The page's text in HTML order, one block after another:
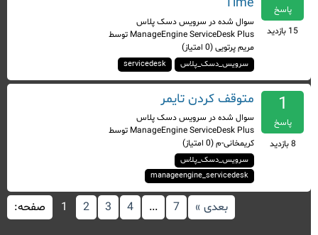
پاسخ
15بازدید
سوال شدهدرسرویس دسک پلاس
ManageEngine ServiceDesk Plusتوسط
مریم پرتویی(
0امتیاز)
سرویس_دسک_پلاس servicedesk
پاسخ
بازدید
متوقف کردن تایمر
سوال شدهدرسرویس دسک پلاس
ManageEngine ServiceDesk Plusتوسط
کریمخانی-م(
0امتیاز)
سرویس_دسک_پلاس
manageengine_servicedesk
صفحه: ... بعدی »